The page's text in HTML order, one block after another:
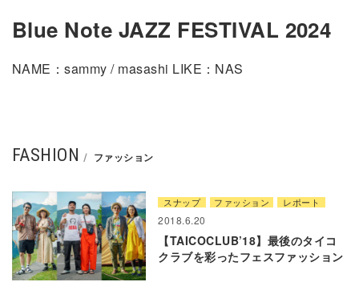
Blue Note JAZZ FESTIVAL 2024
NAME：sammy / masashi LIKE：NAS
FASHION ファッション
スナップ ファッション レポート
2018.6.20
【TAICOCLUB’18】最後のタイコ
クラブを彩ったフェスファッション